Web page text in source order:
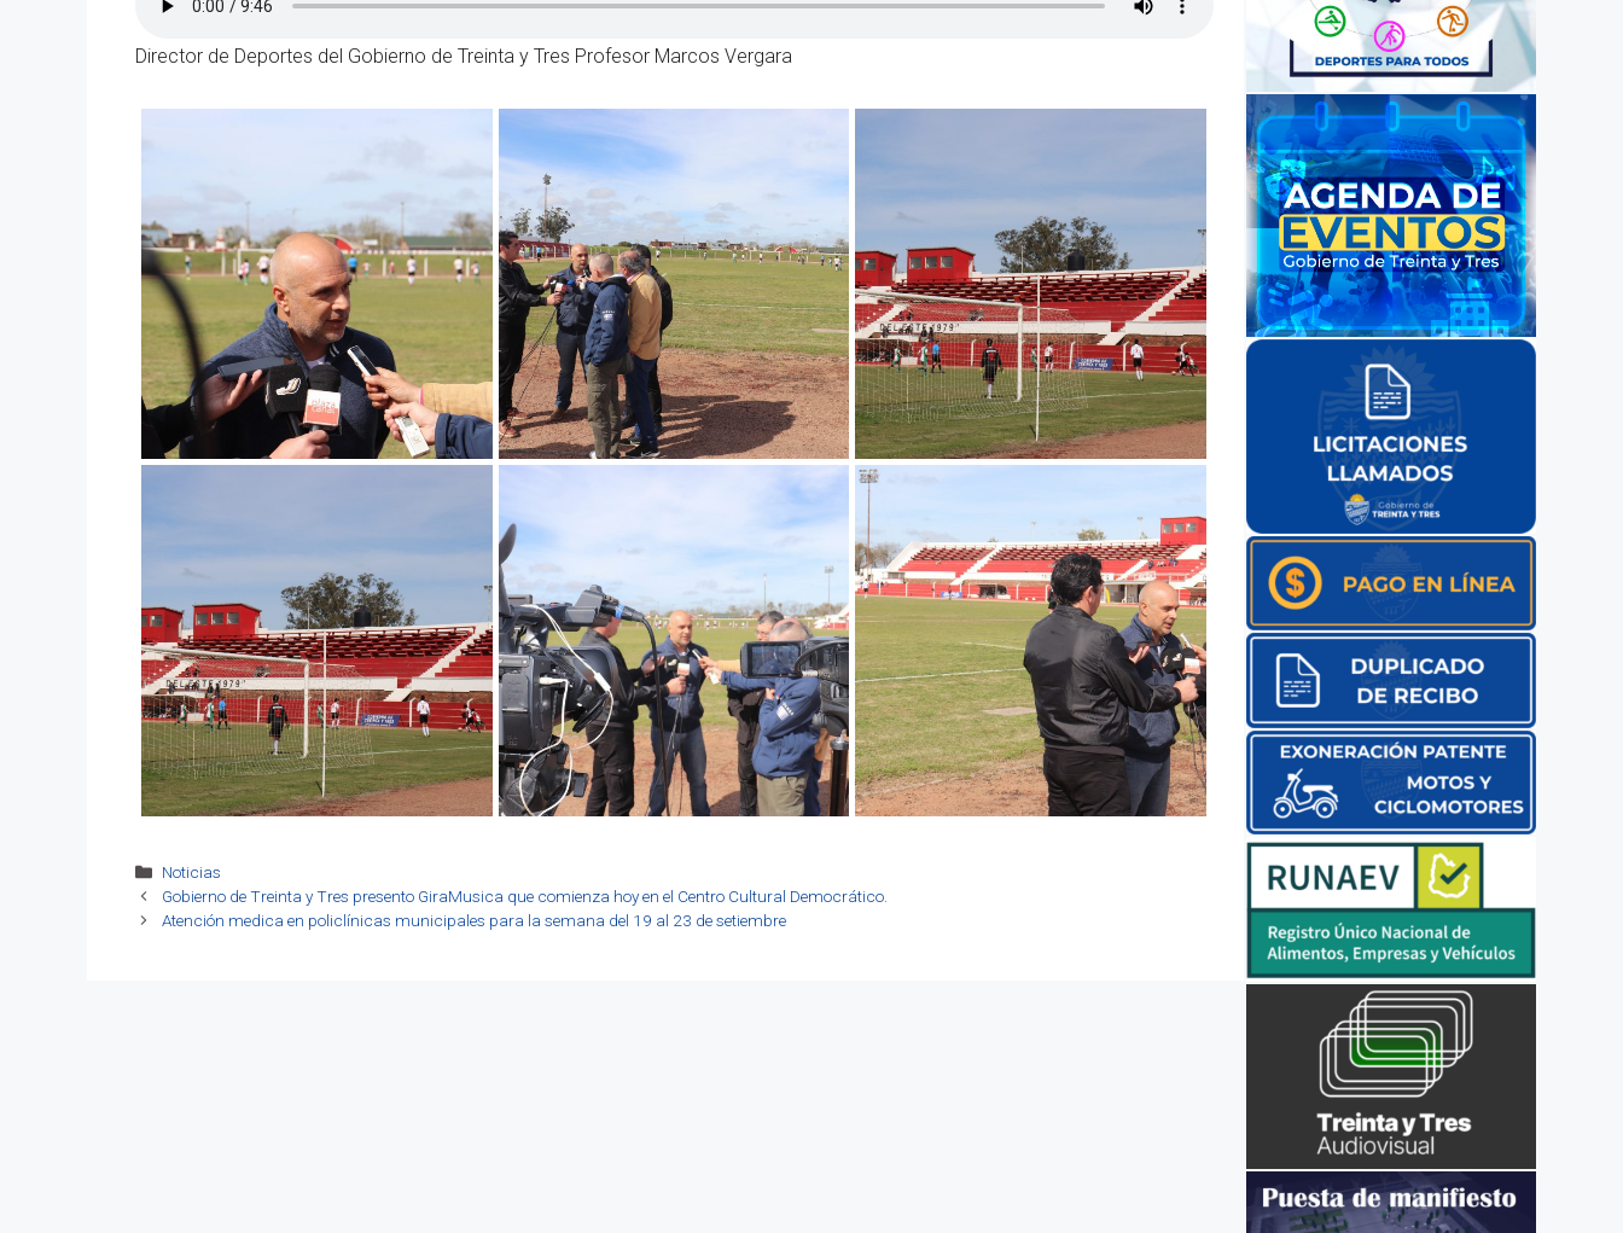
Director de Deportes del Gobierno de Treinta y Tres Profesor Marcos Vergara
Categorías
Noticias
Gobierno de Treinta y Tres presento GiraMusica que comienza hoy en el Centro Cultural Democrático.
Atención medica en policlínicas municipales para la semana del 19 al 23 de setiembre